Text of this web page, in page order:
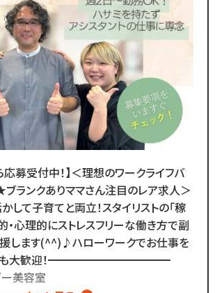
アルな雰囲気を
す！◆
￣￣￣￣￣
介や職場の雰囲気、
会の様子など、
をご覧いただけます☆
覧ください♪
」
」
！
応募受付中！】＜理想のワークライフバ
ランクありママさん注目のレア求人＞
して子育てと両立！スタイリストの「稼
・心理的にストレスフリーな働き方で副
します(^^)♪ハローワークでお仕事を
方も大歓迎！━━━━━━━━━━━
美容室